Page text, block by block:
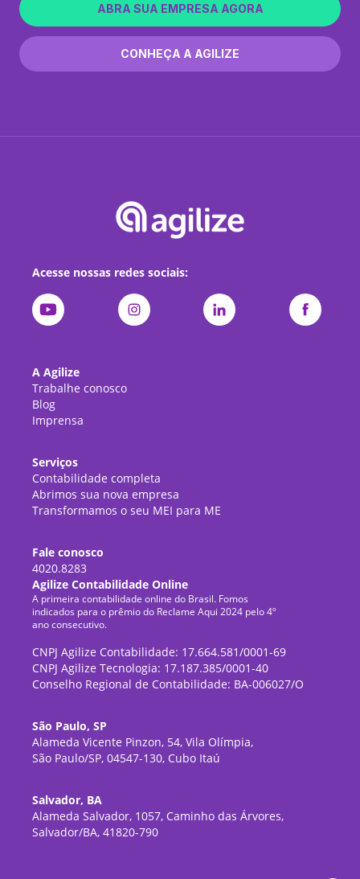
ABRA SUA EMPRESA AGORA
CONHEÇA A AGILIZE
Acesse nossas redes sociais:
A Agilize
Trabalhe conosco
Blog
Imprensa
Serviços
Contabilidade completa
Abrimos sua nova empresa
Transformamos o seu MEI para ME
Fale conosco
4020.8283
Agilize Contabilidade Online
A primeira contabilidade online do Brasil. Fomos
indicados para o prêmio do Reclame Aqui 2024 pelo 4º
ano consecutivo.
CNPJ Agilize Contabilidade: 17.664.581/0001-69
CNPJ Agilize Tecnologia: 17.187.385/0001-40
Conselho Regional de Contabilidade: BA-006027/O
São Paulo, SP
Alameda Vicente Pinzon, 54, Vila Olímpia,
São Paulo/SP, 04547-130, Cubo Itaú
Salvador, BA
Alameda Salvador, 1057, Caminho das Árvores,
Salvador/BA, 41820-790